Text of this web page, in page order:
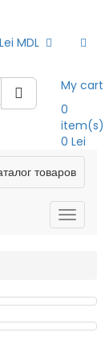
My cart
0
item(s)
0 Lei
товаров